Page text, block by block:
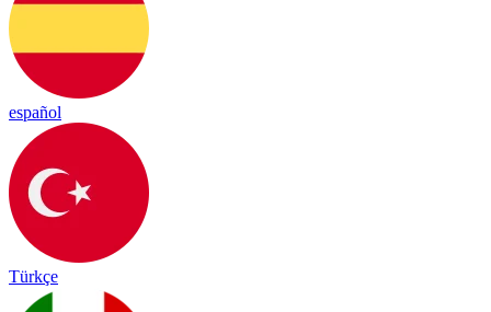
español
Türkçe